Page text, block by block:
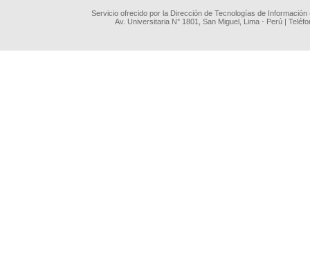
Servicio ofrecido por la Dirección de Tecnologías de
Av. Universitaria N° 1801, San Miguel, Lima - Perú |